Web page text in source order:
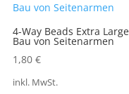
4-Way Beads Extra
Bau von Seitenarmen
1,80 €
inkl. MwSt.